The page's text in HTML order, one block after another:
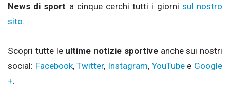
News di sport a cinque cerchi tutti i giorni sul nostro
sito.
Scopri tutte le ultime notizie sportiveanche sui nostri
social: Facebook,Twitter, Instagram, YouTubee Google
+.